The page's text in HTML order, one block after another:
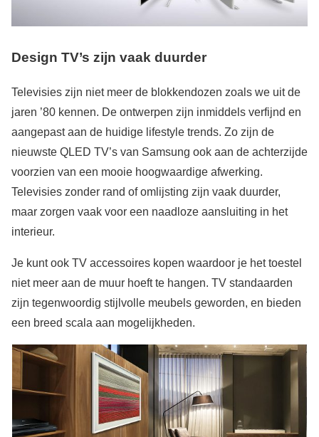
Design TV’s zijn vaak duurder
Televisies zijn niet meer de blokkendozen zoals we uit de
jaren ’80 kennen. De ontwerpen zijn inmiddels verfijnd en
aangepast aan de huidige lifestyle trends. Zo zijn de
nieuwste QLED TV’s van Samsung ook aan de achterzijde
voorzien van een mooie hoogwaardige afwerking.
Televisies zonder rand of omlijsting zijn vaak duurder,
maar zorgen vaak voor een naadloze aansluiting in het
interieur.
Je kunt ook TV accessoires kopen waardoor je het toestel
niet meer aan de muur hoeft te hangen. TV standaarden
zijn tegenwoordig stijlvolle meubels geworden, en bieden
een breed scala aan mogelijkheden.